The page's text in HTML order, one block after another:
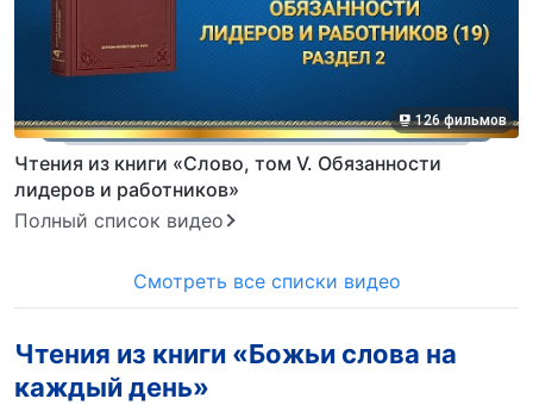
126 фильмов
Чтения из книги «Слово, том V. Обязанности
лидеров и работников»
Полный список видео
Смотреть все списки видео
Чтения из книги «Божьи слова на
каждый день»